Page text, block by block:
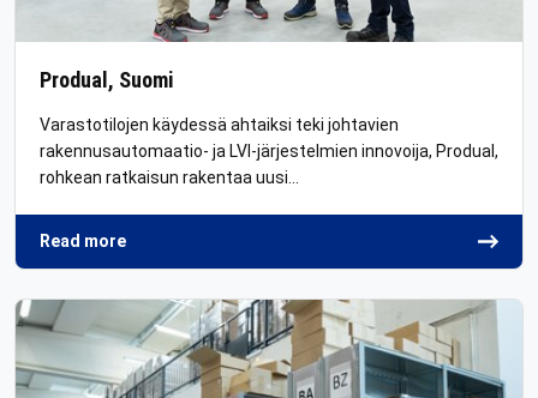
Produal, Suomi
Varastotilojen käydessä ahtaiksi teki johtavien
rakennusautomaatio- ja LVI-järjestelmien innovoija, Produal,
rohkean ratkaisun rakentaa uusi…
Read more